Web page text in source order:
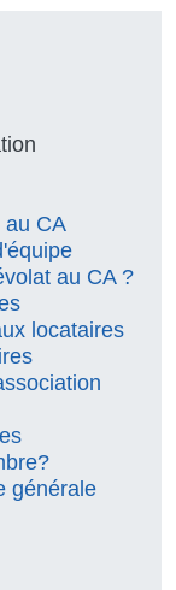
au CA
au CA ?
locataires
générale